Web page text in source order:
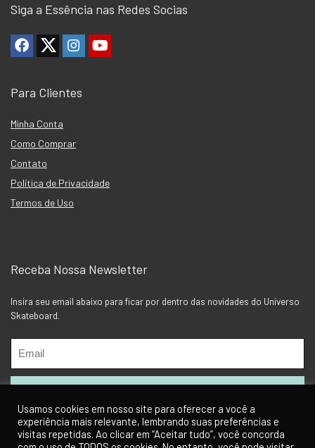
Siga a Essência nas Redes Socias
Para Clientes
Minha Conta
Como Comprar
Contato
Política de Privacidade
Termos de Uso
Receba Nossa Newsletter
Insira seu email abaixo para ficar por dentro das novidades do Universo
Skateboard.
Usamos cookies em nosso site para oferecer a você a
experiência mais relevante, lembrando suas preferências e
visitas repetidas. Ao clicar em “Aceitar tudo”, você concorda